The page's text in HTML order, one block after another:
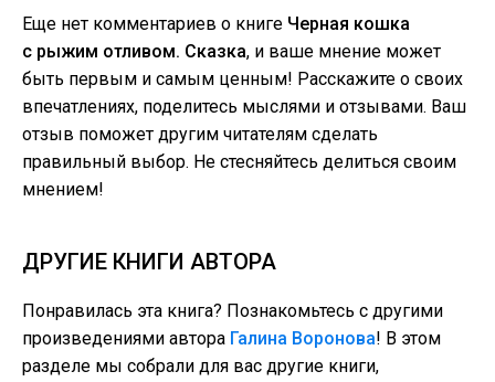
Еще нет комментариев о книге Черная кошка
с рыжим отливом. Сказка, и ваше мнение может
быть первым и самым ценным! Расскажите о своих
впечатлениях, поделитесь мыслями и отзывами. Ваш
отзыв поможет другим читателям сделать
правильный выбор. Не стесняйтесь делиться своим
мнением!
ДРУГИЕ КНИГИ АВТОРА
Понравилась эта книга? Познакомьтесь с другими
произведениями автора Галина Воронова! В этом
разделе мы собрали для вас другие книги,